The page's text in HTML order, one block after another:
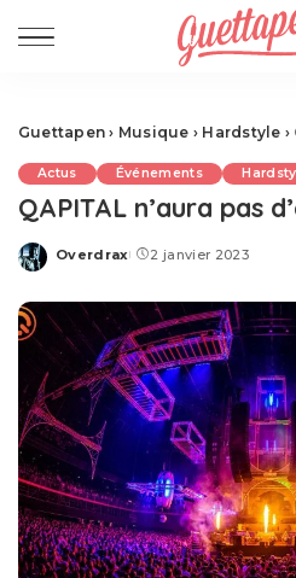
Guettapen › Musique › Hardstyle ›
Actus Événements
QAPITAL n’aura pas
Posted
Overdrax 2 janvier 2023